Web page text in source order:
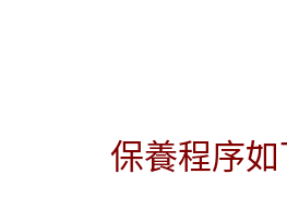
保養程序如